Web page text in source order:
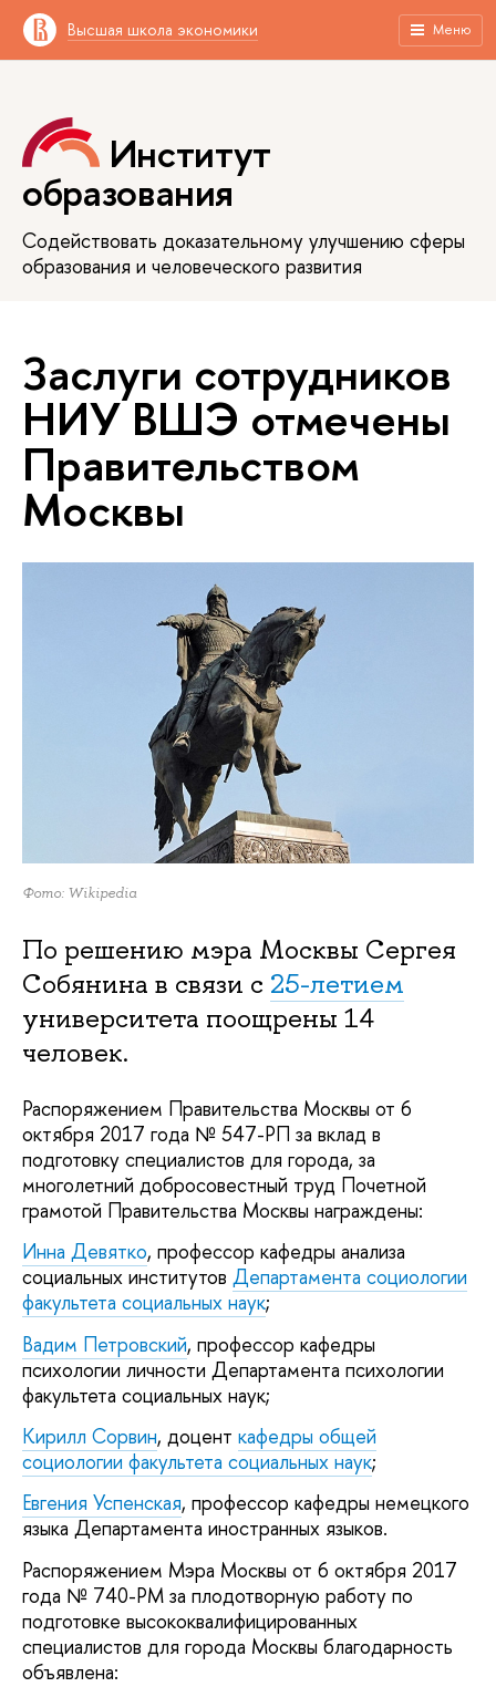
Высшая школа экономики Меню
Институт
образования
Содействовать доказательному улучшению сферы
образования и человеческого развития
Заслуги сотрудников
НИУ ВШЭ отмечены
Правительством
Москвы
Фото: Wikipedia
По решению мэра Москвы Сергея
Собянина в связи с 25-летием
университета поощрены 14
человек.
Распоряжением Правительства Москвы от 6
октября 2017 года № 547-РП за вклад в
подготовку специалистов для города, за
многолетний добросовестный труд Почетной
грамотой Правительства Москвы награждены:
Инна Девятко, профессор кафедры анализа
социальных институтов Департамента социологии
факультета социальных наук;
Вадим Петровский, профессор кафедры
психологии личности Департамента психологии
факультета социальных наук;
Кирилл Сорвин, доцент кафедры общей
социологии факультета социальных наук;
Евгения Успенская, профессор кафедры немецкого
языка Департамента иностранных языков.
Распоряжением Мэра Москвы от 6 октября 2017
года № 740-РМ за плодотворную работу по
подготовке высококвалифицированных
специалистов для города Москвы благодарность
объявлена: